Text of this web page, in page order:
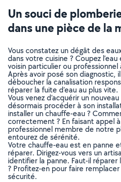
Un souci de
dans une pièce de la
Vous constatez un dégât des
dans votre cuisine ? Coupez
voisin particulier ou
Après avoir posé son diagnostic,
déboucher la canalisation
réparer la fuite d’eau au plus vite.
Vous venez d’acquérir un
désormais procéder à son
installer un chauffe-eau ?
correctement ? En faisant appel
professionnel membre de notre
entourez de sérénité.
Votre chauffe-eau est en panne
réparer. Dirigez-vous vers un
identifier la panne. Faut-il
? Profitez-en pour faire
sécurité.